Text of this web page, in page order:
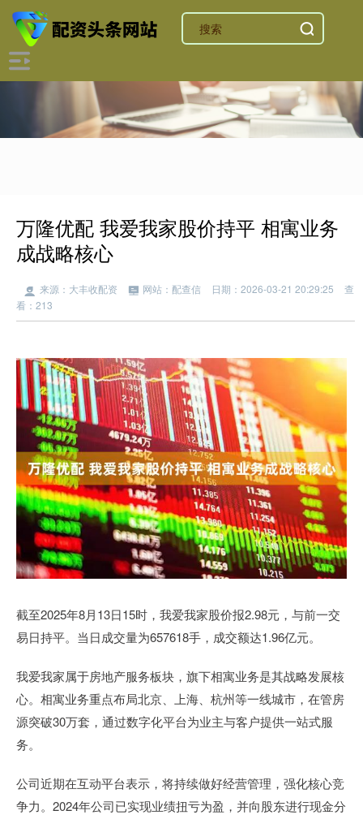
万隆优配 我爱我家股价持平 相寓业务
成战略核心
来源：大丰收配资 网站：配查信 日期：2026-03-21 20:29:25
查
看：213
截至2025年8月13日15时，我爱我家股价报2.98元，与前一交
易日持平。当日成交量为657618手，成交额达1.96亿元。
我爱我家属于房地产服务板块，旗下相寓业务是其战略发展核
心。相寓业务重点布局北京、上海、杭州等一线城市，在管房
源突破30万套，通过数字化平台为业主与客户提供一站式服
务。
公司近期在互动平台表示，将持续做好经营管理，强化核心竞
争力。2024年公司已实现业绩扭亏为盈，并向股东进行现金分